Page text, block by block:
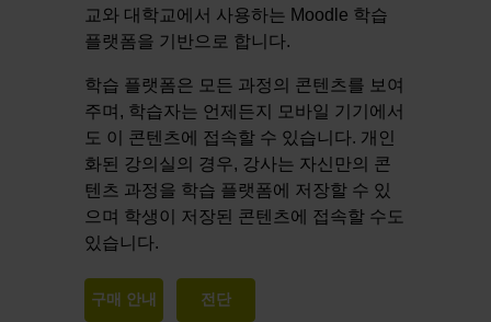
교와 대학교에서 사용하는 Moodle 학습
플랫폼을 기반으로 합니다.
학습 플랫폼은 모든 과정의 콘텐츠를 보여
주며, 학습자는 언제든지 모바일 기기에서
도 이 콘텐츠에 접속할 수 있습니다. 개인
화된 강의실의 경우, 강사는 자신만의 콘
텐츠 과정을 학습 플랫폼에 저장할 수 있
으며 학생이 저장된 콘텐츠에 접속할 수도
있습니다.
구매 안내 전단